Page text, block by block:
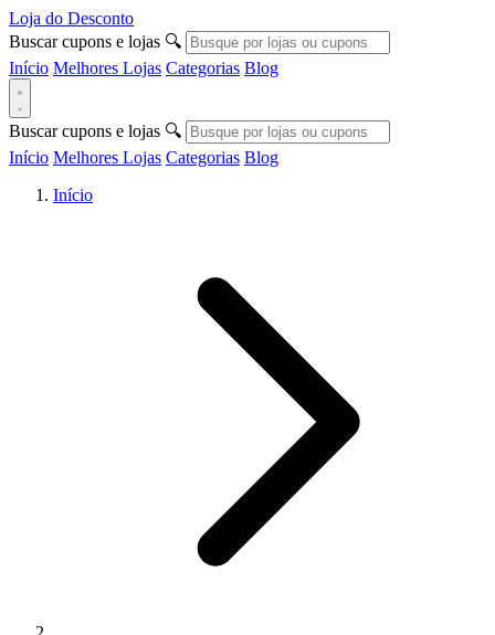
Loja do Desconto
Buscar cupons e lojas 🔍
Início Melhores Lojas Categorias Blog
Buscar cupons e lojas 🔍
Início Melhores Lojas Categorias Blog
Início